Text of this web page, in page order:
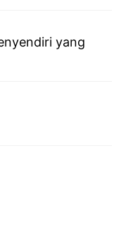
yang